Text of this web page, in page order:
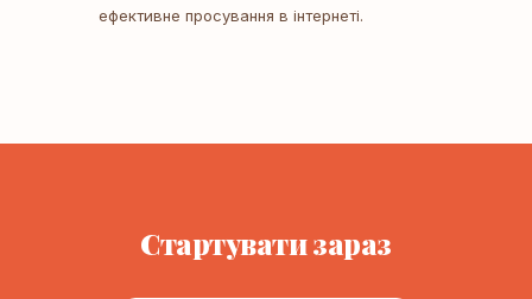
ефективне просування в інтернеті.
Стартувати зараз